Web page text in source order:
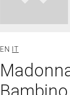
EN IT